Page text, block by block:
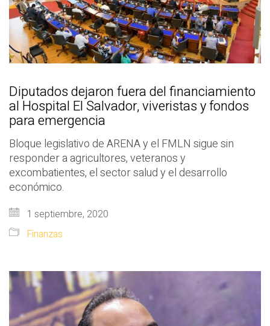
Diputados dejaron fuera del financiamiento
al Hospital El Salvador, viveristas y fondos
para emergencia
Bloque legislativo de ARENA y el FMLN sigue sin
responder a agricultores, veteranos y
excombatientes, el sector salud y el desarrollo
económico.
1 septiembre, 2020
Finanzas